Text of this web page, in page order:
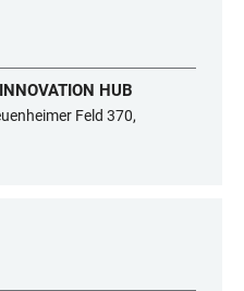
HUB
Feld 370,